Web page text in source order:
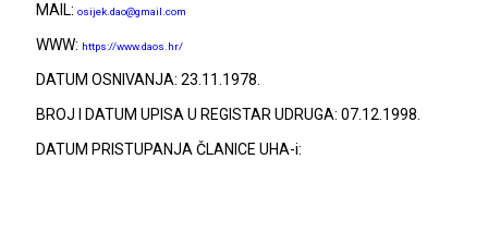
MAIL: osijek.dao@gmail.com
WWW: https://www.daos.hr/
DATUM OSNIVANJA: 23.11.1978.
BROJ I DATUM UPISA U REGISTAR UDRUGA: 07.12.1998.
DATUM PRISTUPANJA ČLANICE UHA-i: